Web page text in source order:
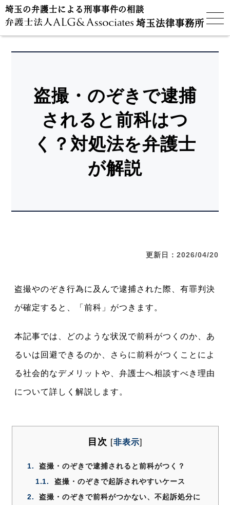
埼玉の弁護士による刑事事件の相談
埼玉法律事務所
盗撮・のぞきで逮捕
されると前科はつ
く？対処法を弁護士
が解説
更新日：2026/04/20
盗撮やのぞき行為に及んで逮捕された際、有罪判決
が確定すると、「前科」がつきます。
本記事では、どのような状況で前科がつくのか、あ
るいは回避できるのか、さらに前科がつくことによ
る社会的なデメリットや、弁護士へ相談すべき理由
について詳しく解説します。
目次 [非表示]
1.
盗撮・のぞきで逮捕されると前科がつく？
1.1.
盗撮・のぞきで起訴されやすいケース
2.
盗撮・のぞきで前科がつかない、不起訴処分に